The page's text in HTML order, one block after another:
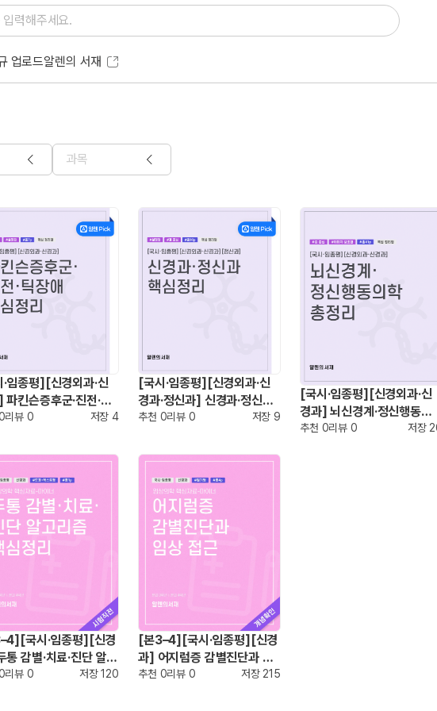
업로드알렌의 서재
과목
임종평][신경외과·신
파킨슨증후군·진전·틱
심정리
리뷰 0 저장4
[국시·임종평][신경외과·신
경과·정신과] 신경과·정신과
핵심정리
추천 0리뷰 0 저장9
[국시·임종평][신경외과·신
경과] 뇌신경계·정신행동의
학 총정리
추천 0리뷰 0 저장
국시·임종평][신경
통 감별·치료·진단 알고
심정리
리뷰 0 저장120
[본3–4][국시·임종평][신경
과] 어지럼증 감별진단과 임
상 접근
추천 0리뷰 0 저장 215